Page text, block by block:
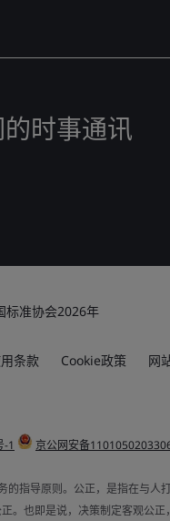
时事通讯
标准协会2026年
条款 Cookie政策 网
-1 京公网安备
的指导原则。公正，是指在与人
。也即是说，决策制定客观公正